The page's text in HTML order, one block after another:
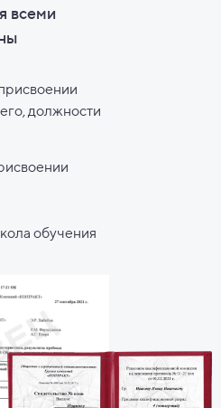
всеми
должности
обучения